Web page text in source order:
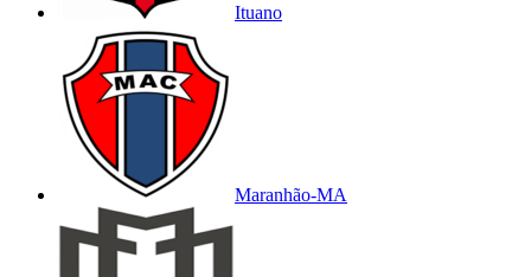
Ituano
Maranhão-MA